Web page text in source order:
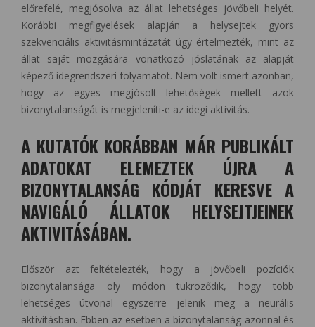
előrefelé, megjósolva az állat lehetséges jövőbeli helyét.
Korábbi megfigyelések alapján a helysejtek gyors
szekvenciális aktivitásmintázatát úgy értelmezték, mint az
állat saját mozgására vonatkozó jóslatának az alapját
képező idegrendszeri folyamatot. Nem volt ismert azonban,
hogy az egyes megjósolt lehetőségek mellett azok
bizonytalanságát is megjeleníti-e az idegi aktivitás.
A KUTATÓK KORÁBBAN MÁR PUBLIKÁLT
ADATOKAT ELEMEZTEK ÚJRA A
BIZONYTALANSÁG KÓDJÁT KERESVE A
NAVIGÁLÓ ÁLLATOK HELYSEJTJEINEK
AKTIVITÁSÁBAN.
Először azt feltételezték, hogy a jövőbeli pozíciók
bizonytalansága oly módon tükröződik, hogy több
lehetséges útvonal egyszerre jelenik meg a neurális
aktivitásban. Ebben az esetben a bizonytalanság azonnal és